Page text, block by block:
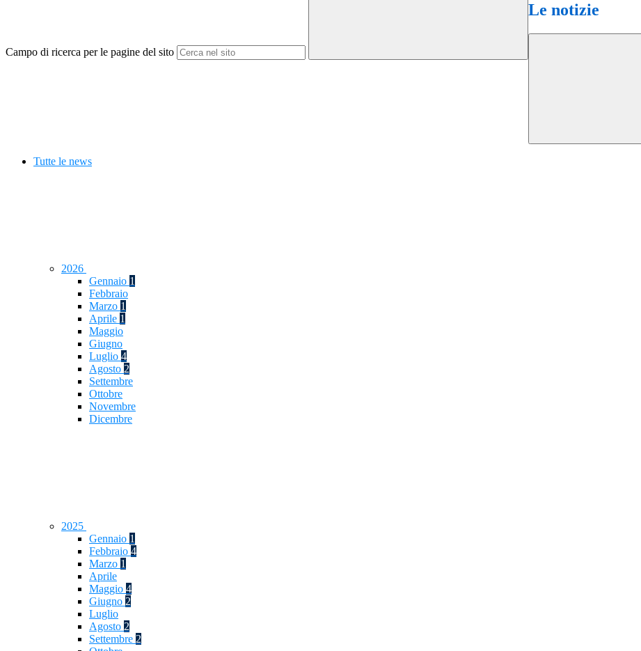
Campo di ricerca per le pagine del sito
Le notizie
Tutte le news
2026
Gennaio 1
Febbraio
Marzo 1
Aprile 1
Maggio
Giugno
Luglio 4
Agosto 2
Settembre
Ottobre
Novembre
Dicembre
2025
Gennaio 1
Febbraio 4
Marzo 1
Aprile
Maggio 4
Giugno 2
Luglio
Agosto 2
Settembre 2